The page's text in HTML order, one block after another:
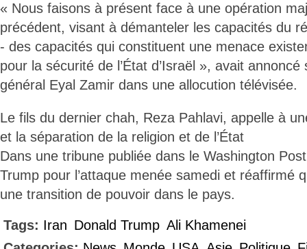
« Nous faisons à présent face à une opération
précédent, visant à démanteler les capacités du
- des capacités qui constituent une menace
pour la sécurité de l’État d’Israël », avait
général Eyal Zamir dans une allocution télévisée.
Le fils du dernier chah, Reza Pahlavi, appelle à
et la séparation de la religion et de l’État
Dans une tribune publiée dans le Washington
Trump pour l’attaque menée samedi et réaffirmé
une transition de pouvoir dans le pays.
Tags: Iran Donald Trump Ali Khamenei